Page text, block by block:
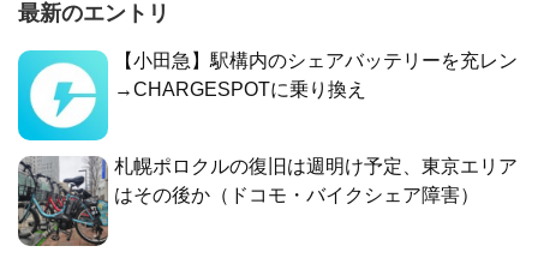
最新のエントリ
【小田急】駅構内のシェアバッテリーを充レン
→CHARGESPOTに乗り換え
札幌ポロクルの復旧は週明け予定、東京エリア
はその後か（ドコモ・バイクシェア障害）